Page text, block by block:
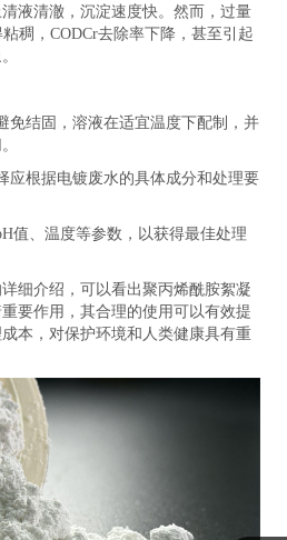
液清澈，沉淀速度快。然而，过量
稠，CODCr去除率下降，甚至引起
免结固，溶液在适宜温度下配制，并
应根据电镀废水的具体成分和处理要
值、温度等参数，以获得最佳处理
细介绍，可以看出聚丙烯酰胺絮凝
要作用，其合理的使用可以有效提
本，对保护环境和人类健康具有重